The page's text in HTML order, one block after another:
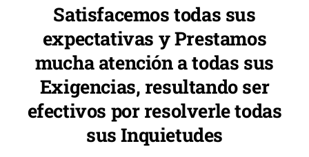
Satisfacemos todas sus
expectativas y Prestamos
mucha atención a todas sus
Exigencias, resultando ser
efectivos por resolverle todas
sus Inquietudes